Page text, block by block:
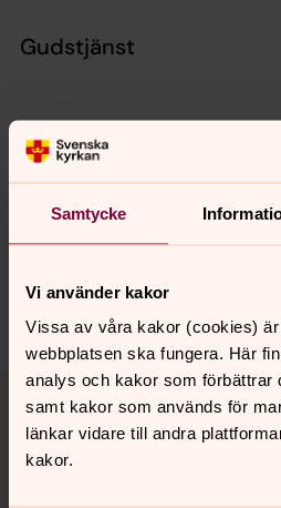
Samtycke
Vi använder kakor
Vissa av våra kakor (cookies)
webbplatsen ska fungera. Här
analys och kakor som förbättrar
samt kakor som används för
länkar vidare till andra
kakor.
Gudstjänst
Senast ändrad 18 januari 2024
Synpunkter eller frågor
innehåll?
Tillbaka till toppen
Tillbaka till innehållet